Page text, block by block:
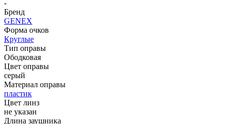
-
Бренд
GENEX
Форма очков
Круглые
Тип оправы
Ободковая
Цвет оправы
серый
Материал оправы
пластик
Цвет линз
не указан
Длина заушника